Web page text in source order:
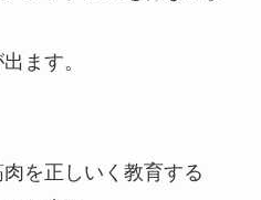
ます。
を正しいく 教育する